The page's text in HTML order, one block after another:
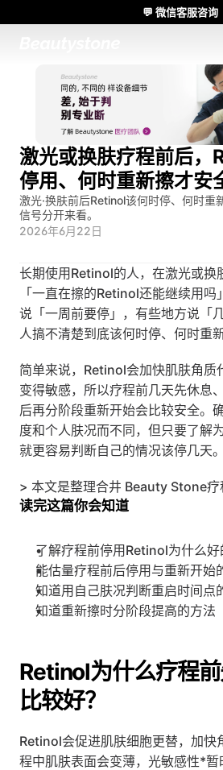
激光或换肤疗程前后
停用、何时重新擦才安
激光·换肤前后Retinol该何时停、何时重
信号分开来看。
2026年6月22日
长期使用Retinol的人，在激光或换
「一直在擦的Retinol还能继续用
说「一周前要停」，有些地方说「
人搞不清楚到底该何时停、何时重新
简单来说，Retinol会加快肌肤角质
变得敏感，所以疗程前几天先休息
后再分阶段重新开始会比较安全。
度和个人肤况而不同，但只要了解
就更容易判断自己的情况该停几天。
> 本文是整理合井 Beauty Stone疗
读完这篇你会知道
了解疗程前停用Retinol为什么好
能估量疗程前后停用与重新开始
知道用自己肤况判断重启时间点
知道重新擦时分阶段提高的方法
Retinol为什么疗程
比较好？
Retinol会促进肌肤细胞更替，加快
程中肌肤表面会变薄，光敏感性*暂
💬 微信客服咨询
🌸 Beautystone诊所出席 Meditox 曼